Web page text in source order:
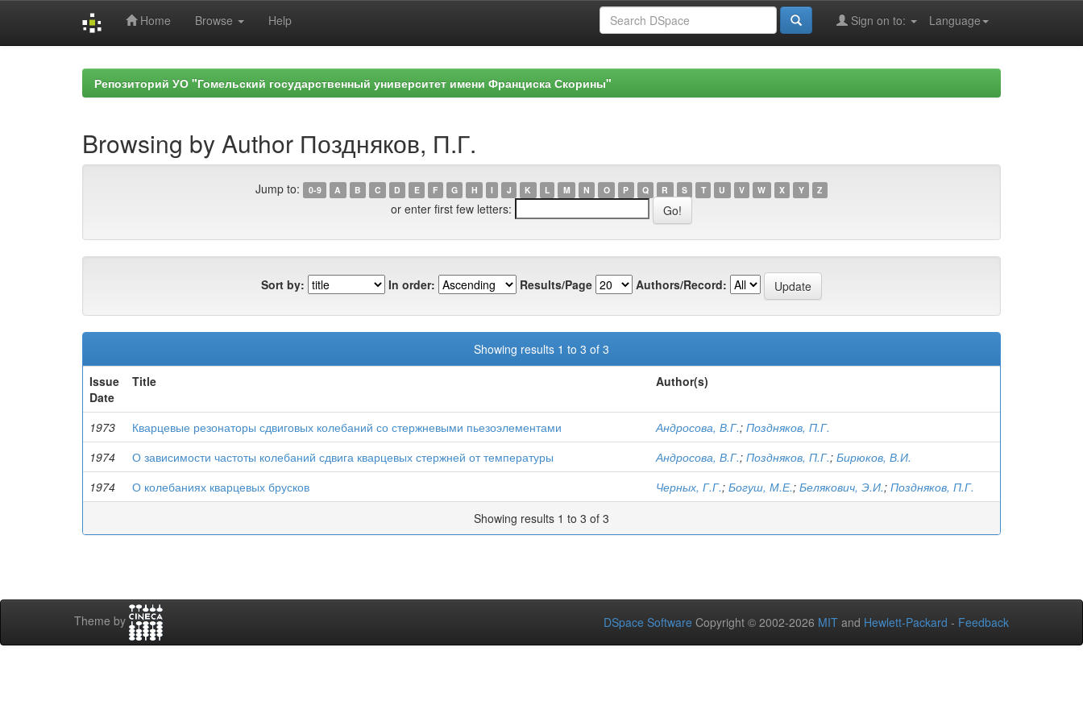
Home Browse Help Language
Sign on to:
Репозиторий УО "Гомельский государственный университет имени Франциска Скорины"
Browsing by Author Поздняков, П.Г.
Jump to: 0-9 A B C D E F G H I J K L M N O P Q R S T U V W X Y Z
or enter first few letters:
Sort by: In order: Results/Page Authors/Record:
Showing results 1 to 3 of 3
Issue
Date
Title Author(s)
1973 Кварцевые резонаторы сдвиговых колебаний со стержневыми пьезоэлементами Андросова, В.Г.; Поздняков, П.Г.
1974
О зависимости частоты колебаний сдвига кварцевых стержней от температуры Андросова, В.Г.; Поздняков, П.Г.; Бирюков, В.И.
1974
О колебаниях кварцевых брусков Черных, Г.Г.; Богуш, М.Е.; Белякович, Э.И.; Поздняков, П.Г.
Showing results 1 to 3 of 3
Theme by DSpace Software Copyright © 2002-2026 MIT and Hewlett-Packard - Feedback